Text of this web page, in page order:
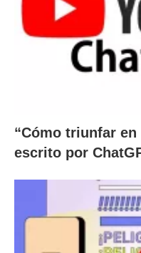
“Cómo triunfar
escrito por